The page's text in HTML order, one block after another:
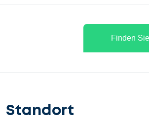
Finden
Standort